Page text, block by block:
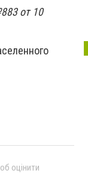
от 10
оцінити